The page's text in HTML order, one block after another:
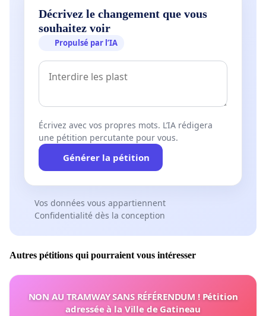
Décrivez le changement que vous
souhaitez voir
Propulsé par l’IA
Écrivez avec vos propres mots. L’IA rédigera
une pétition percutante pour vous.
Générer la pétition
Vos données vous appartiennent
Confidentialité dès la conception
Autres pétitions qui pourraient vous intéresser
NON AU TRAMWAY SANS RÉFÉRENDUM ! Pétition
adressée à la Ville de Gatineau